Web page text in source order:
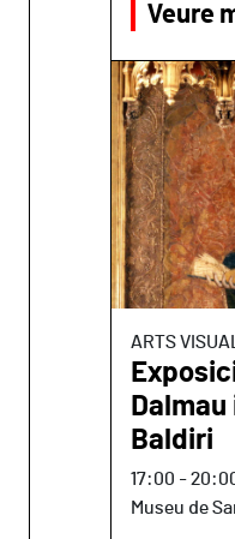
Veure
ARTS
Baldiri
17:00 -
Museu de